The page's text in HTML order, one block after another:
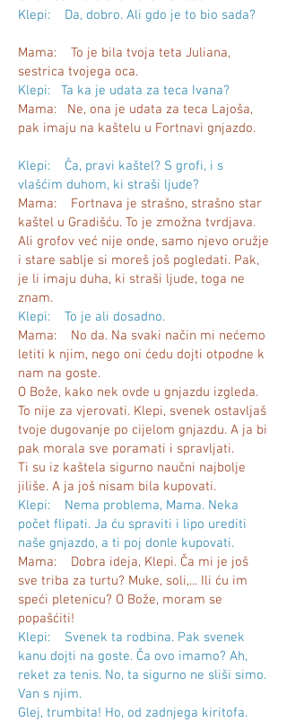
Klepi: Da, dobro. Ali gdo je to bio sada?
Mama: To je bila tvoja teta Juliana,
sestrica tvojega oca.
Klepi: Ta ka je udata za teca Ivana?
Mama: Ne, ona je udata za teca Lajoša,
pak imaju na kaštelu u Fortnavi gnjazdo.
Klepi: Ča, pravi kaštel? S grofi, i s
vlašćim duhom, ki straši ljude?
Mama: Fortnava je strašno, strašno star
kaštel u Gradišću. To je zmožna tvrdjava.
Ali grofov već nije onde, samo njevo oružje
i stare sablje si moreš još pogledati. Pak,
je li imaju duha, ki straši ljude, toga ne
znam.
Klepi: To je ali dosadno.
Mama: No da. Na svaki način mi nećemo
letiti k njim, nego oni ćedu dojti otpodne k
nam na goste.
O Bože, kako nek ovde u gnjazdu izgleda.
To nije za vjerovati. Klepi, svenek ostavljaš
tvoje dugovanje po cijelom gnjazdu. A ja bi
pak morala sve poramati i spravljati.
Ti su iz kaštela sigurno naučni najbolje
jiliše. A ja još nisam bila kupovati.
Klepi: Nema problema, Mama. Neka
počet flipati. Ja ću spraviti i lipo urediti
naše gnjazdo, a ti poj donle kupovati.
Mama: Dobra ideja, Klepi. Ča mi je još
sve triba za turtu? Muke, soli,... Ili ću im
speći pletenicu? O Bože, moram se
popašćiti!
Klepi: Svenek ta rodbina. Pak svenek
kanu dojti na goste. Ča ovo imamo? Ah,
reket za tenis. No, ta sigurno ne sliši simo.
Van s njim.
Glej, trumbita! Ho, od zadnjega kiritofa.